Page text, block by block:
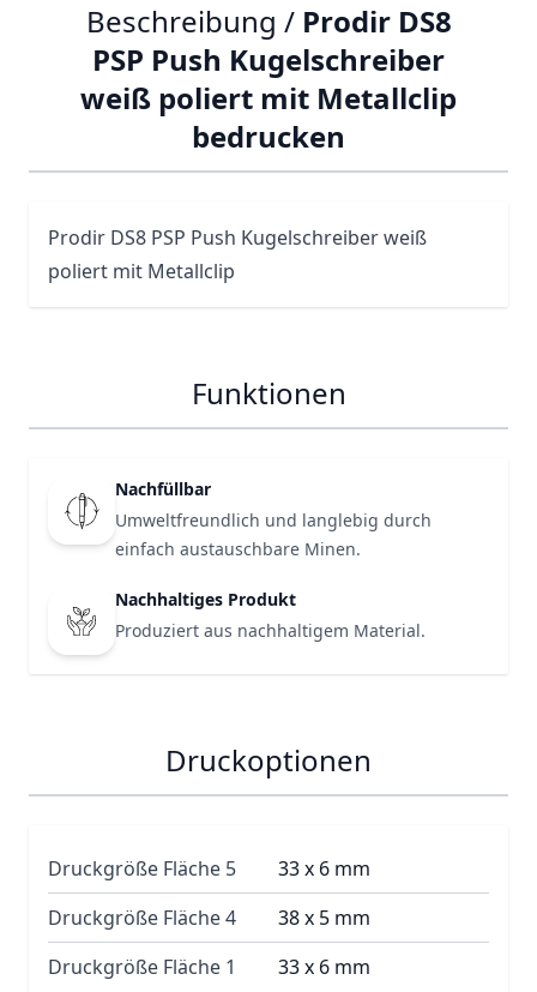
Beschreibung / Prodir DS8
PSP Push Kugelschreiber
weiß poliert mit Metallclip
bedrucken
Prodir DS8 PSP Push Kugelschreiber weiß
poliert mit Metallclip
Funktionen
Nachfüllbar
Umweltfreundlich und langlebig durch
einfach austauschbare Minen.
Nachhaltiges Produkt
Produziert aus nachhaltigem Material.
Druckoptionen
Druckgröße Fläche 5
33 x 6 mm
Druckgröße Fläche 4
38 x 5 mm
Druckgröße Fläche 1
33 x 6 mm